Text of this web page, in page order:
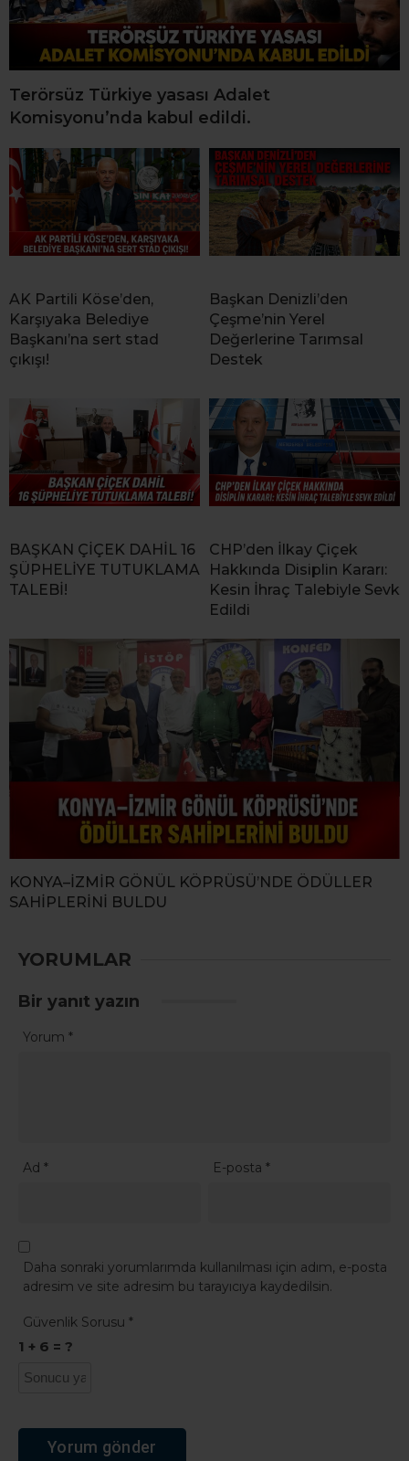
Terörsüz Türkiye yasası Adalet
Komisyonu’nda kabul edildi.
AK Partili Köse’den,
Karşıyaka Belediye
Başkanı’na sert stad
çıkışı!
Başkan Denizli’den
Çeşme’nin Yerel
Değerlerine Tarımsal
Destek
BAŞKAN ÇİÇEK DAHİL 16
ŞÜPHELİYE TUTUKLAMA
TALEBİ!
CHP’den İlkay Çiçek
Hakkında Disiplin Kararı:
Kesin İhraç Talebiyle Sevk
Edildi
KONYA–İZMİR GÖNÜL KÖPRÜSÜ’NDE ÖDÜLLER
SAHİPLERİNİ BULDU
YORUMLAR
Bir yanıt yazın
Yorum *
Ad * E-posta*
Daha sonraki yorumlarımda kullanılması için adım, e-posta
adresim ve site adresim bu tarayıcıya kaydedilsin.
Güvenlik Sorusu *
1 + 6 = ?